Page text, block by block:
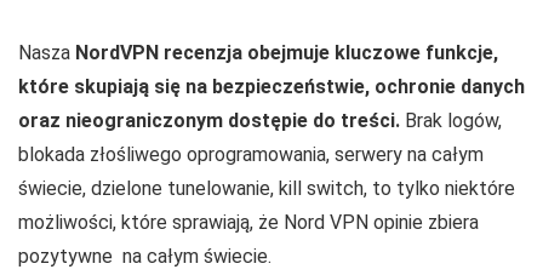
Nasza NordVPN recenzja obejmuje kluczowe funkcje,
które skupiają się na bezpieczeństwie, ochronie danych
oraz nieograniczonym dostępie do treści. Brak logów,
blokada złośliwego oprogramowania, serwery na całym
świecie, dzielone tunelowanie, kill switch, to tylko niektóre
możliwości, które sprawiają, że Nord VPN opinie zbiera
pozytywne na całym świecie.